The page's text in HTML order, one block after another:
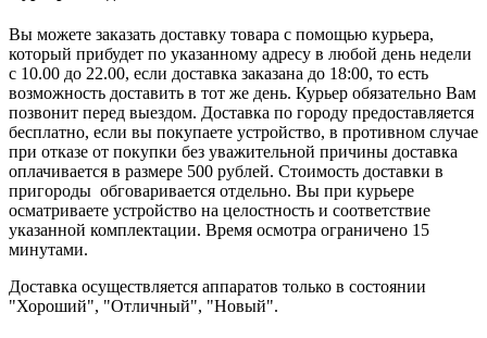
Вы можете заказать доставку товара с помощью курьера,
который прибудет по указанному адресу в любой день недели
с 10.00 до 22.00, если доставка заказана до 18:00, то есть
возможность доставить в тот же день. Курьер обязательно Вам
позвонит перед выездом. Доставка по городу предоставляется
бесплатно, если вы покупаете устройство, в противном случае
при отказе от покупки без уважительной причины доставка
оплачивается в размере 500 рублей. Стоимость доставки в
пригороды обговаривается отдельно. Вы при курьере
осматриваете устройство на целостность и соответствие
указанной комплектации. Время осмотра ограничено 15
минутами.
Доставка осуществляется аппаратов только в состоянии
"Хороший", "Отличный", "Новый".